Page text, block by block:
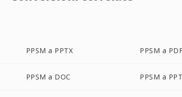
PPSM a PPTX PPSM a
PPSM a DOC PPSM a